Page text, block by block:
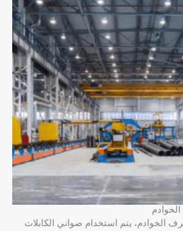
الخوادم، يتم استخدام صواني الكابلات